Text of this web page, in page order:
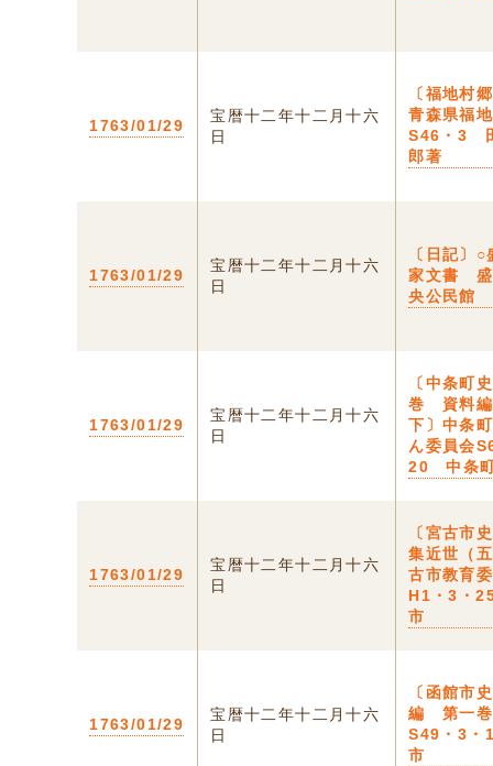
1763/01/29
宝暦十二年十二月十六
日
〔福地村
青森県福
S46・3
郎著
1763/01/29
宝暦十二年十二月十六
日
〔日記〕
家文書 盛
央公民館
1763/01/29
宝暦十二年十二月十六
日
〔中条町
巻 資料編
下〕中条
ん委員会
20 中条
1763/01/29
宝暦十二年十二月十六
日
〔宮古市
集近世（
古市教育
H1・3・
市
1763/01/29
宝暦十二年十二月十六
日
〔函館市
編 第一巻
S49・3
市